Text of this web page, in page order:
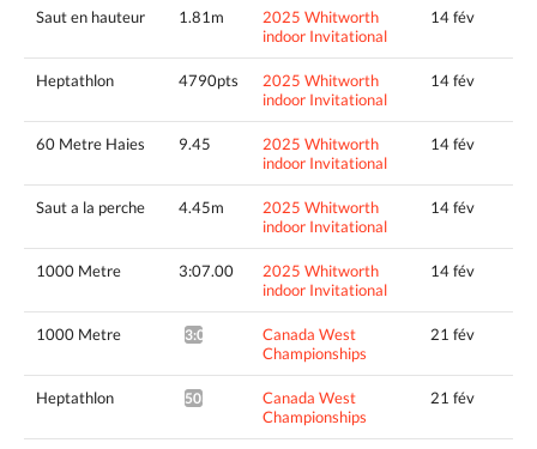
Saut en hauteur 1.81m
2025 Whitworth
indoor Invitational
14 fév
Heptathlon 4790pts
2025 Whitworth
indoor Invitational
14 fév
60 Metre Haies 9.45
2025 Whitworth
indoor Invitational
14 fév
Saut a la perche 4.45m
2025 Whitworth
indoor Invitational
14 fév
1000 Metre 3:07.00
2025 Whitworth
indoor Invitational
14 fév
1000 Metre 3:04.44^
Canada West
Championships
21 fév
Heptathlon 5032pts^
Canada West
Championships
21 fév